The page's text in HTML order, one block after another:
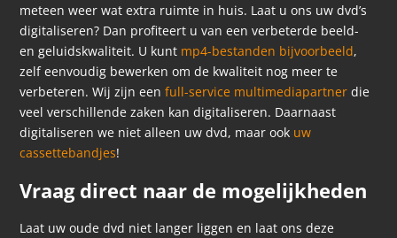
meteen weer wat extra ruimte in huis. Laat u ons uw dvd’s
digitaliseren? Dan profiteert u van een verbeterde beeld-
en geluidskwaliteit. U kunt mp4-bestanden bijvoorbeeld,
zelf eenvoudig bewerken om de kwaliteit nog meer te
verbeteren. Wij zijn eenfull-service multimediapartner die
veel verschillende zaken kan digitaliseren. Daarnaast
digitaliseren we niet alleen uw dvd, maar ook uw
cassettebandjes!
Vraag direct naar de mogelijkheden
Laat uw oude dvd niet langer liggen en laat ons deze